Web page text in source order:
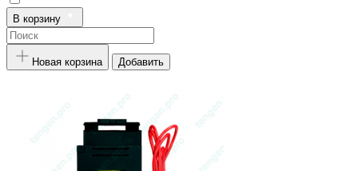
В корзину
Новая корзина Добавить